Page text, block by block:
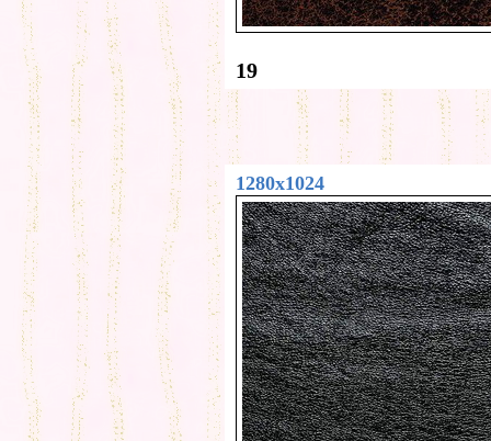
19
1280x1024